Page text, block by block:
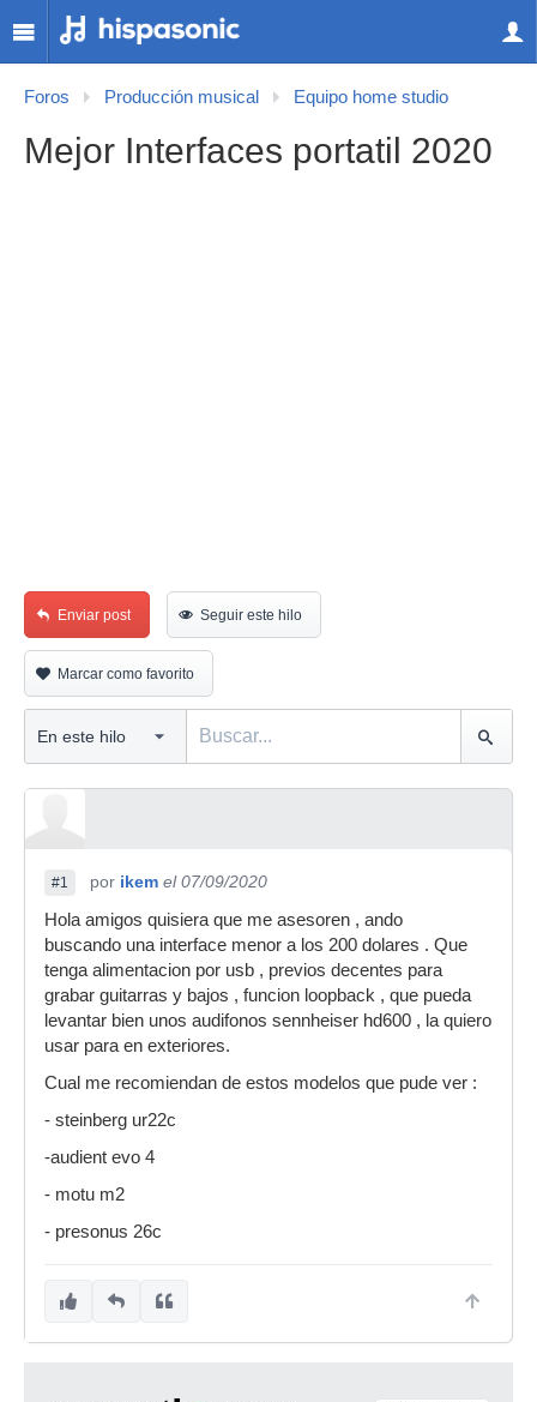
Foros Producción musical Equipo home studio
Mejor Interfaces portatil 2020
Enviar post Seguir este hilo
Marcar como favorito
#1 por ikem el 07/09/2020
Hola amigos quisiera que me asesoren , ando
buscando una interface menor a los 200 dolares . Que
tenga alimentacion por usb , previos decentes para
grabar guitarras y bajos , funcion loopback , que pueda
levantar bien unos audifonos sennheiser hd600 , la quiero
usar para en exteriores.
Cual me recomiendan de estos modelos que pude ver :
- steinberg ur22c
-audient evo 4
- motu m2
- presonus 26c